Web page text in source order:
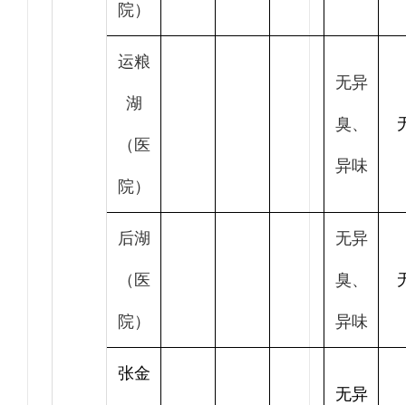
院）
运粮
湖
（医
院）
无异
臭、
异味
后湖
（医
院）
无异
臭、
异味
张金
无异